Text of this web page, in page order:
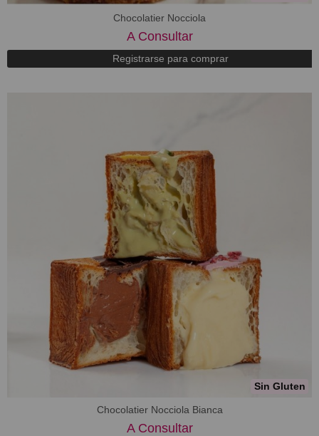
Chocolatier Nocciola
A Consultar
Registrarse para comprar
Sin Gluten
Chocolatier Nocciola Bianca
A Consultar